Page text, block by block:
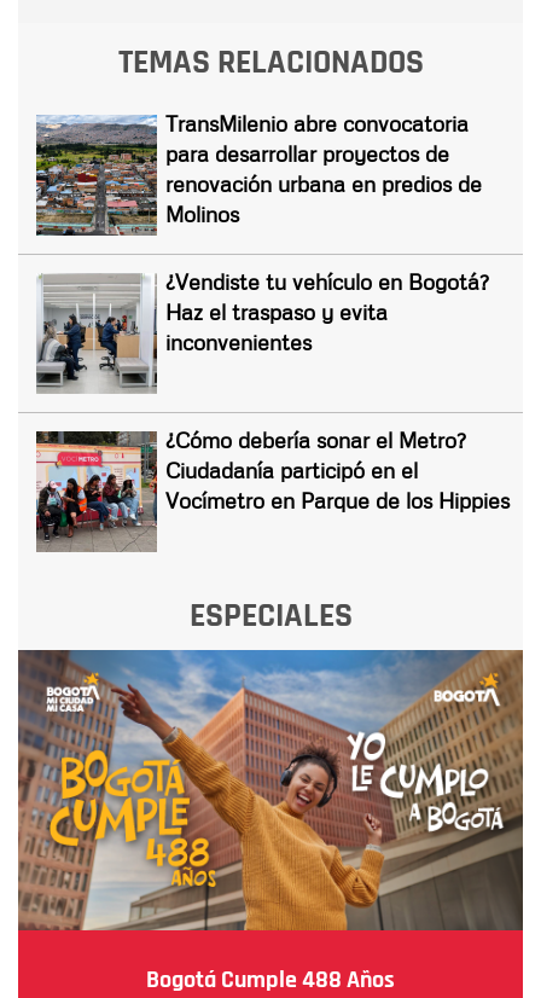
TEMAS RELACIONADOS
TransMilenio abre convocatoria
para desarrollar proyectos de
renovación urbana en predios de
Molinos
¿Vendiste tu vehículo en Bogotá?
Haz el traspaso y evita
inconvenientes
¿Cómo debería sonar el Metro?
Ciudadanía participó en el
Vocímetro en Parque de los Hippies
ESPECIALES
Bogotá Cumple 488 Años